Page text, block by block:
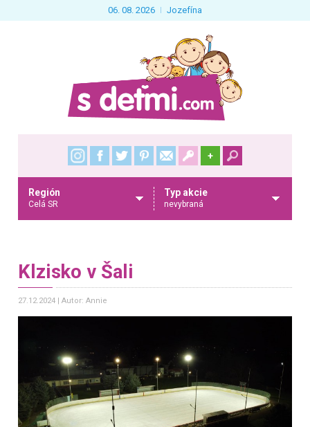
06. 08. 2026 Jozefína
+
Región
Celá SR
Typ akcie
nevybraná
Klzisko v Šali
27.12.2024 Autor: Annie